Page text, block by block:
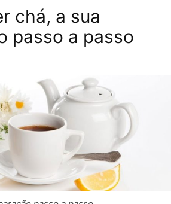
chá, a sua
passo a passo